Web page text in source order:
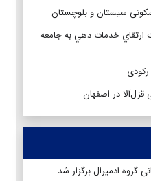
خدمات دهي به جامعه
در اصفهان
گروه ادمیرال برگزار شد